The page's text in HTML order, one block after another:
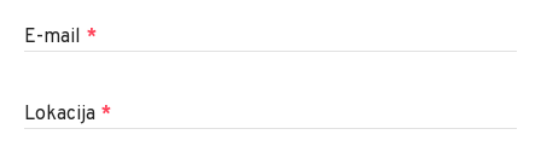
E-mail *
Lokacija *